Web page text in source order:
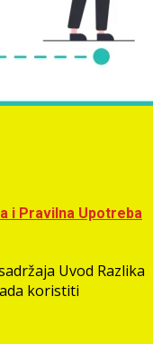
i Pravilna Upotreba
Uvod Razlika
koristiti